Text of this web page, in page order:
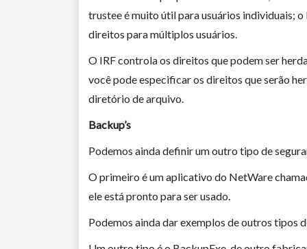
trustee é muito útil para usuários individuais;
direitos para múltiplos usuários.
O IRF controla os direitos que podem ser
você pode especificar os direitos que serão
diretório de arquivo.
Backup’s
Podemos ainda definir um outro tipo de
O primeiro é um aplicativo do NetWare
ele está pronto para ser usado.
Podemos ainda dar exemplos de outros tipos